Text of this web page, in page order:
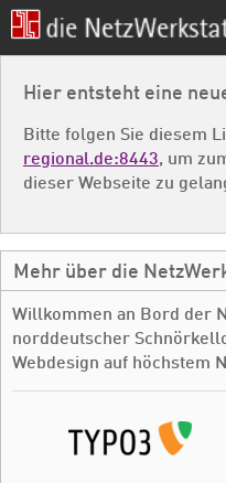
Hier entsteht eine
Bitte folgen Sie diesem
regional.de:8443, um
dieser Webseite zu
Mehr über die
Willkommen an Bord der
norddeutscher
Webdesign auf höchstem